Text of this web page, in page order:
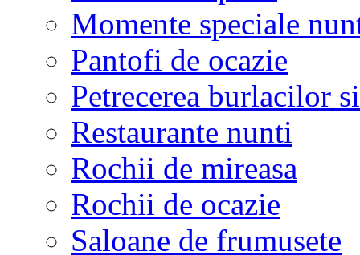
Momente speciale
Pantofi de ocazie
Petrecerea burlacilor
Restaurante nunti
Rochii de mireasa
Rochii de ocazie
Saloane de frumusete